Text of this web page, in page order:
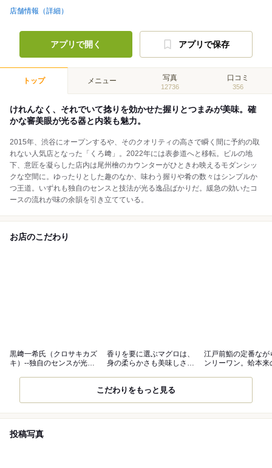
店舗情報（詳細）
アプリで開く アプリで保存
トップ メニュー 写真
12736
口コミ
356
けれんなく、それでいて捻りを効かせた握りとつまみが美味。確
かな審美眼が光る器と内装も魅力。
2015年、渋谷にオープンするや、そのクオリティの高さで瞬く間に予約の取
れない人気店となった「くろ﨑」。2022年には表参道へと移転。ビルの地
下、意匠を凝らした店内は尾州檜のカウンターがひときわ映えるモダンシッ
クな空間に。ゆったりとした趣のなか、味わう握りや肴の数々はシンプルか
つ王道。いずれも独自のセンスと技法が光る逸品ばかりだ。緩急の効いたコ
ースの流れが味の余韻を引き立てている。
お店のこだわり
黒﨑一希氏（クロサキカズ
キ）‐‐独自のセンスが光る
香りを要に選ぶマグロは、
身の柔らかさも美味しさの
江戸前鮨の定番なが
ンリーワン。蛤本来
こだわりをもっと見る
投稿写真